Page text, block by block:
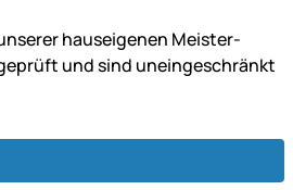
haus­ei­ge­nen Mei­ster­
und sind un­ein­ge­schränkt